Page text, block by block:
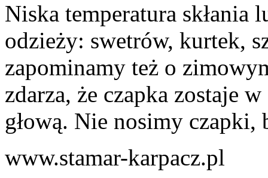
Niska temperatura skłania
odzieży: swetrów, kurtek,
zapominamy też o
zdarza, że czapka zostaje
głową. Nie nosimy czapki,
www.stamar-karpacz.pl